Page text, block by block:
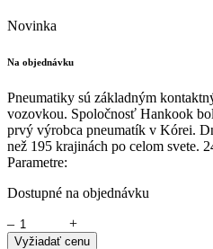
Novinka
Na objednávku
Pneumatiky sú základným
vozovkou. Spoločnosť Hankook
prvý výrobca pneumatík v Kórei.
než 195 krajinách po celom svete.
Parametre:
Dostupné na objednávku
–
+
Vyžiadať cenu